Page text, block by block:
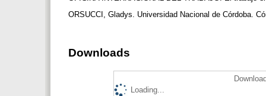
ORSUCCI, Gladys. Universidad Nacional de Córdoba.
Downloads
Loading...